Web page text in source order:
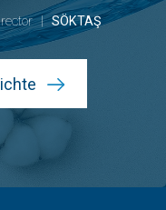
|SÖKTAŞ